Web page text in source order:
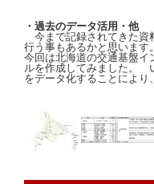
・過去のデータ活用・他
今まで記録されてきた資
行う事もあるかと思います。
今回は北海道の交通基盤イ
ルを作成してみました。
をデータ化することにより